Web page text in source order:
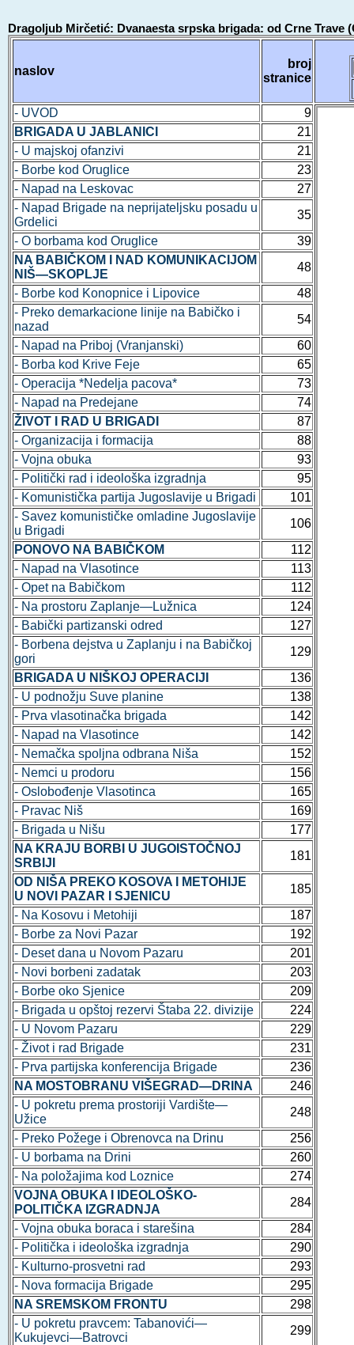
Dragoljub Mirčetić: Dvanaesta srpska brigada: od Crne Trave
naslov
broj
stranice
- UVOD
9
BRIGADA U JABLANICI
21
- U majskoj ofanzivi
21
- Borbe kod Oruglice
23
- Napad na Leskovac
27
- Napad Brigade na neprijateljsku posadu u
Grdelici
35
- O borbama kod Oruglice
39
NA BABIČKOM I NAD KOMUNIKACIJOM
NIŠ—SKOPLJE
48
- Borbe kod Konopnice i Lipovice
48
- Preko demarkacione linije na Babičko i
nazad
54
- Napad na Priboj (Vranjanski)
60
- Borba kod Krive Feje
65
- Operacija *Nedelja pacova*
73
- Napad na Predejane
74
ŽIVOT I RAD U BRIGADI
87
- Organizacija i formacija
88
- Vojna obuka
93
- Politički rad i ideološka izgradnja
95
- Komunistička partija Jugoslavije u Brigadi
101
- Savez komunističke omladine Jugoslavije
u Brigadi
106
PONOVO NA BABIČKOM
112
- Napad na Vlasotince
113
- Opet na Babičkom
112
- Na prostoru Zaplanje—Lužnica
124
- Babički partizanski odred
127
- Borbena dejstva u Zaplanju i na Babičkoj
gori
129
BRIGADA U NIŠKOJ OPERACIJI
136
- U podnožju Suve planine
138
- Prva vlasotinačka brigada
142
- Napad na Vlasotince
142
- Nemačka spoljna odbrana Niša
152
- Nemci u prodoru
156
- Oslobođenje Vlasotinca
165
- Pravac Niš
169
- Brigada u Nišu
177
NA KRAJU BORBI U JUGOISTOČNOJ
SRBIJI
181
OD NIŠA PREKO KOSOVA I METOHIJE
U NOVI PAZAR I SJENICU
185
- Na Kosovu i Metohiji
187
- Borbe za Novi Pazar
192
- Deset dana u Novom Pazaru
201
- Novi borbeni zadatak
203
- Borbe oko Sjenice
209
- Brigada u opštoj rezervi Štaba 22. divizije
224
- U Novom Pazaru
229
- Život i rad Brigade
231
- Prva partijska konferencija Brigade
236
NA MOSTOBRANU VIŠEGRAD—DRINA
246
- U pokretu prema prostoriji Vardište—
Užice
248
- Preko Požege i Obrenovca na Drinu
256
- U borbama na Drini
260
- Na položajima kod Loznice
274
VOJNA OBUKA I IDEOLOŠKO-
POLITIČKA IZGRADNJA
284
- Vojna obuka boraca i starešina
284
- Politička i ideološka izgradnja
290
- Kulturno-prosvetni rad
293
- Nova formacija Brigade
295
NA SREMSKOM FRONTU
298
- U pokretu pravcem: Tabanovići—
Kukujevci—Batrovci
299